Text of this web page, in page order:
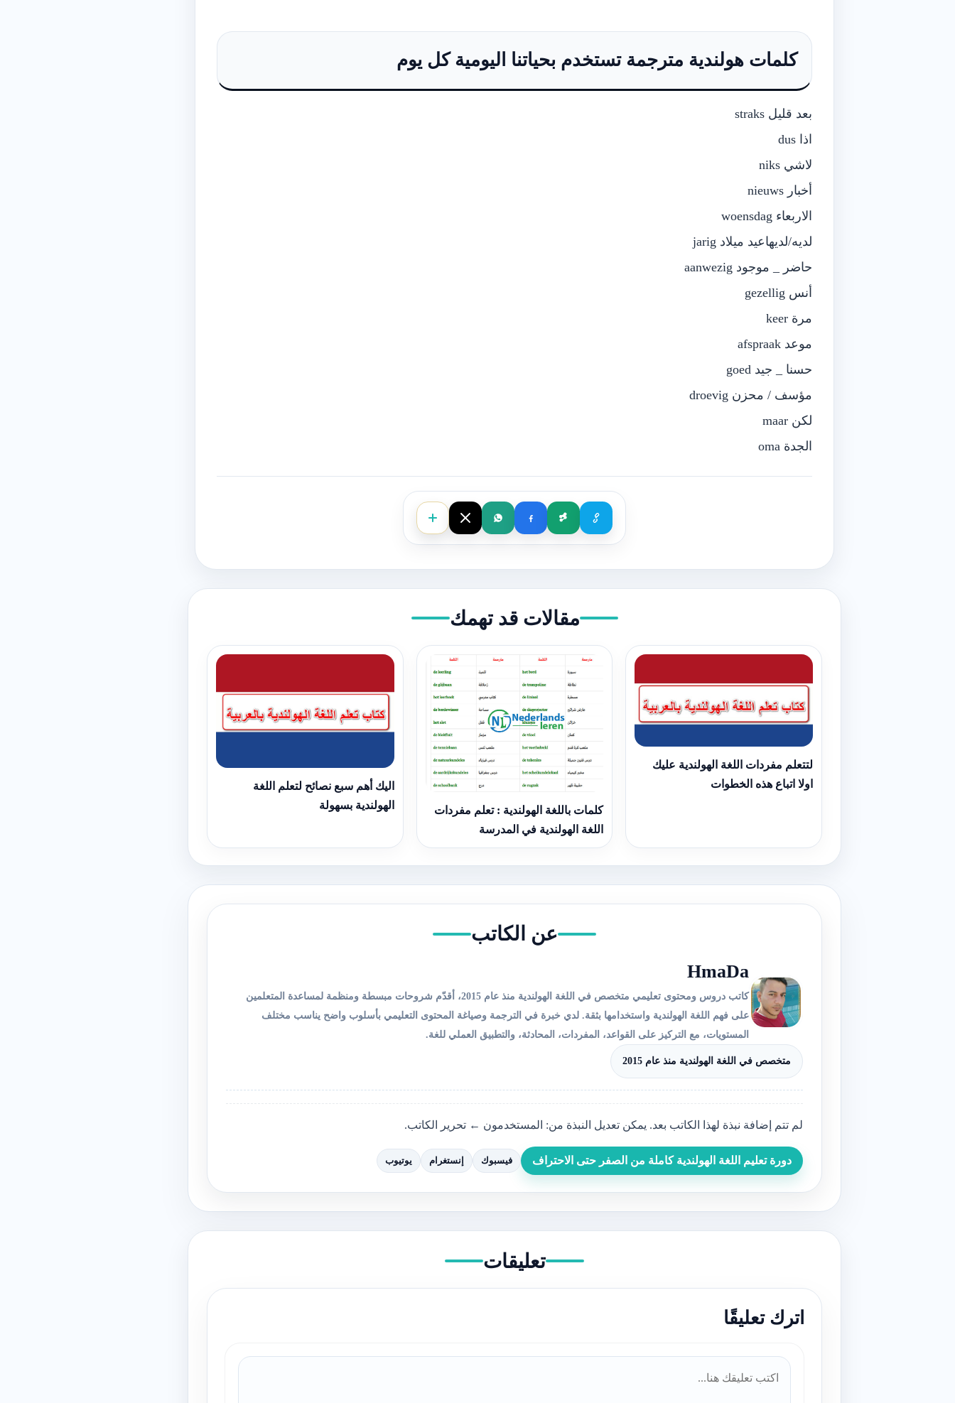
كلمات هولندية مترجمة تستخدم بحياتنا اليومية كل يوم
بعد قليل straks
اذا dus
لاشي niks
أخبار nieuws
الاربعاء woensdag
لديه/لديهاعيد ميلاد jarig
حاضر _ موجود aanwezig
أنس gezellig
مرة keer
موعد afspraak
حسنا _ جيد goed
مؤسف / محزن droevig
لكن maar
الجدة oma
مقالات قد تهمك
لتتعلم مفردات اللغة الهولندية عليك
اولا اتباع هذه الخطوات
كلمات باللغة الهولندية : تعلم مفردات
اللغة الهولندية في المدرسة
اليك أهم سبع نصائح لتعلم اللغة
الهولندية بسهولة
عن الكاتب
HmaDa
كاتب دروس ومحتوى تعليمي متخصص في اللغة الهولندية منذ عام 2015، أقدّم شروحات مبسطة ومنظمة لمساعدة المتعلمين
على فهم اللغة الهولندية واستخدامها بثقة. لدي خبرة في الترجمة وصياغة المحتوى التعليمي بأسلوب واضح يناسب مختلف
المستويات، مع التركيز على القواعد، المفردات، المحادثة، والتطبيق العملي للغة.
متخصص في اللغة الهولندية منذ عام 2015
لم تتم إضافة نبذة لهذا الكاتب بعد. يمكن تعديل النبذة من: المستخدمون ← تحرير الكاتب.
دورة تعليم اللغة الهولندية كاملة من الصفر حتى الاحتراف فيسبوك إنستغرام يوتيوب
تعليقات
اترك تعليقًا